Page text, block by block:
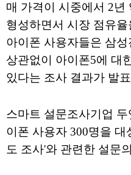
매 가격이 시중에서 2년
형성하면서 시장 점유
아이폰 사용자들은 삼
상관없이 아이폰5에 대
있다는 조사 결과가 발
스마트 설문조사기업
이폰 사용자 300명을 대
도 조사'와 관련한 설문